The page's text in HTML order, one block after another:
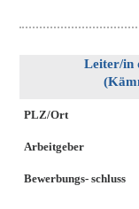
Leiter/in
PLZ/Ort
Arbeitgeber
Bewerbungs- schluss